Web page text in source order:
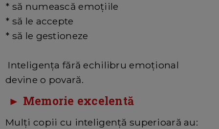
* să numească emoțiile
* să le accepte
* să le gestioneze
Inteligența fără echilibru emoțional
devine o povară.
► Memorie excelentă
Mulți copii cu inteligență superioară au: